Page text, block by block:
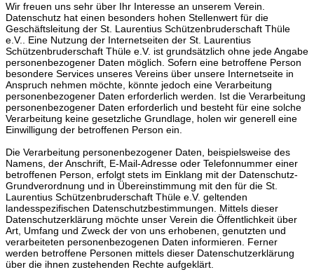
Wir freuen uns sehr über Ihr Interesse an unserem Verein.
Datenschutz hat einen besonders hohen Stellenwert für die
Geschäftsleitung der St. Laurentius Schützenbruderschaft Thüle
e.V.. Eine Nutzung der Internetseiten der St. Laurentius
Schützenbruderschaft Thüle e.V. ist grundsätzlich ohne jede Angabe
personenbezogener Daten möglich. Sofern eine betroffene Person
besondere Services unseres Vereins über unsere Internetseite in
Anspruch nehmen möchte, könnte jedoch eine Verarbeitung
personenbezogener Daten erforderlich werden. Ist die Verarbeitung
personenbezogener Daten erforderlich und besteht für eine solche
Verarbeitung keine gesetzliche Grundlage, holen wir generell eine
Einwilligung der betroffenen Person ein.
Die Verarbeitung personenbezogener Daten, beispielsweise des
Namens, der Anschrift, E-Mail-Adresse oder Telefonnummer einer
betroffenen Person, erfolgt stets im Einklang mit der Datenschutz-
Grundverordnung und in Übereinstimmung mit den für die St.
Laurentius Schützenbruderschaft Thüle e.V. geltenden
landesspezifischen Datenschutzbestimmungen. Mittels dieser
Datenschutzerklärung möchte unser Verein die Öffentlichkeit über
Art, Umfang und Zweck der von uns erhobenen, genutzten und
verarbeiteten personenbezogenen Daten informieren. Ferner
werden betroffene Personen mittels dieser Datenschutzerklärung
über die ihnen zustehenden Rechte aufgeklärt.